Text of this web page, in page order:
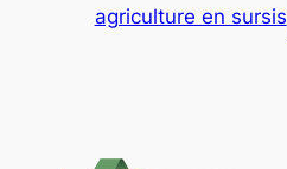
agriculture en sursis